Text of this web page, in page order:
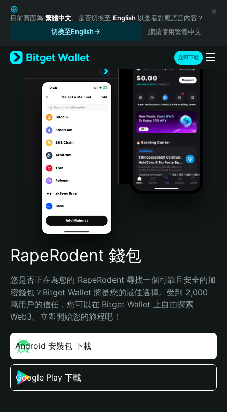
English
日本語
Русский
Español (Latinoamérica)
Türkçe
Português (Portugal)
Bahasa Indonesia
Português (Brasil)
Español (Argentina)
目前頁面為 繁體中文。是否切換至 English 以查看對應語言內容？
切換至English
繼續使用繁體中文
立即下載
RapeRodent 錢包
您是否正在為您的 RapeRodent 尋找一個可靠且安全的加
密錢包？Bitget Wallet 將是您的最佳選擇。受到 2,000
萬用戶的信任，您可以在 Bitget Wallet 上自由探索
Web3。立即開始您的旅程吧！
Android 安裝包 下載
Google Play 下載